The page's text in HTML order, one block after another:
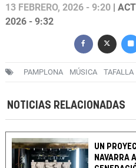
13 FEBRERO, 2026 - 9:20 |
2026 - 9:32
PAMPLONA MÚSICA TAFALLA
NOTICIAS RELACIONADAS
UN
NAVARRA